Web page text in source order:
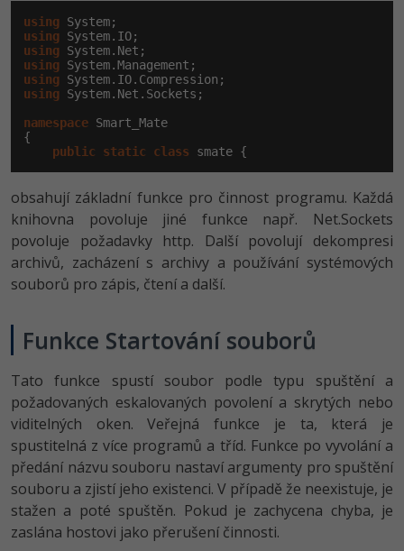
Ostatní
Fórum
using
using
using
using
using
using System.Net.Sockets;
namespace Smart_Mate
{
public
static class smate {
obsahují základní funkce pro činnost programu. Každá
knihovna povoluje jiné funkce např. Net.Sockets
povoluje požadavky http. Další povolují dekompresi
archivů, zacházení s archivy a používání systémových
souborů pro zápis, čtení a další.
Funkce Startování souborů
Tato funkce spustí soubor podle typu spuštění a
požadovaných eskalovaných povolení a skrytých nebo
viditelných oken. Veřejná funkce je ta, která je
spustitelná z více programů a tříd. Funkce po vyvolání a
předání názvu souboru nastaví argumenty pro spuštění
souboru a zjistí jeho existenci. V případě že neexistuje, je
stažen a poté spuštěn. Pokud je zachycena chyba, je
zaslána hostovi jako přerušení činnosti.